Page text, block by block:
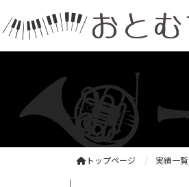
トップページ 実績一覧